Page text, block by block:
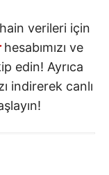
verileri için
hesabımızı ve
edin! Ayrıca
indirerek canlı